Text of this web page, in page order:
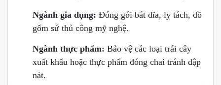
Ngành gia dụng: Đóng gói bát đĩa, ly tách, đồ
gốm sứ thủ công mỹ nghệ.
Ngành thực phẩm: Bảo vệ các loại trái cây
xuất khẩu hoặc thực phẩm đóng chai tránh dập
nát.